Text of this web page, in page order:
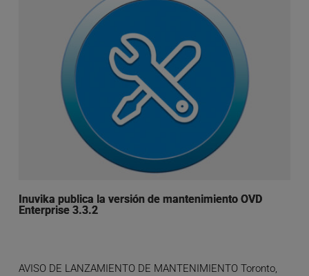
Inuvika publica la versión de mantenimiento OVD
Enterprise 3.3.2
AVISO DE LANZAMIENTO DE MANTENIMIENTO Toronto,